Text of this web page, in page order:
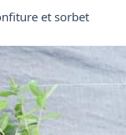
et sorbet